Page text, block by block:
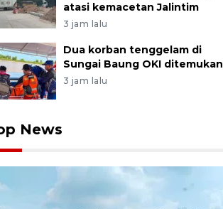
atasi kemacetan Jalintim
3 jam lalu
Dua korban tenggelam di
Sungai Baung OKI ditemukan
3 jam lalu
News